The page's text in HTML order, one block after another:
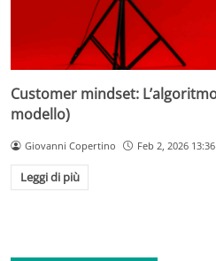
Customer mindset:
modello)
Giovanni Copertino Feb 2, 2026 13:36
Leggi di più